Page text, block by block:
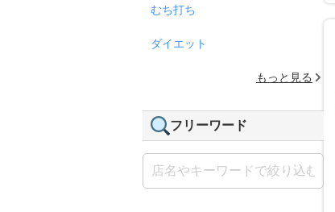
むち打ち
ダイエット
もっと見る
フリーワード